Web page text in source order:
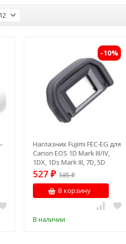
12
-10%
Наглазник Fujimi FEC-EG для
Canon EOS 1D Mark III/IV,
1DX, 1Ds Mark III, 7D, 5D
Mark III
527 ₽ 585₽
В корзину
В наличии